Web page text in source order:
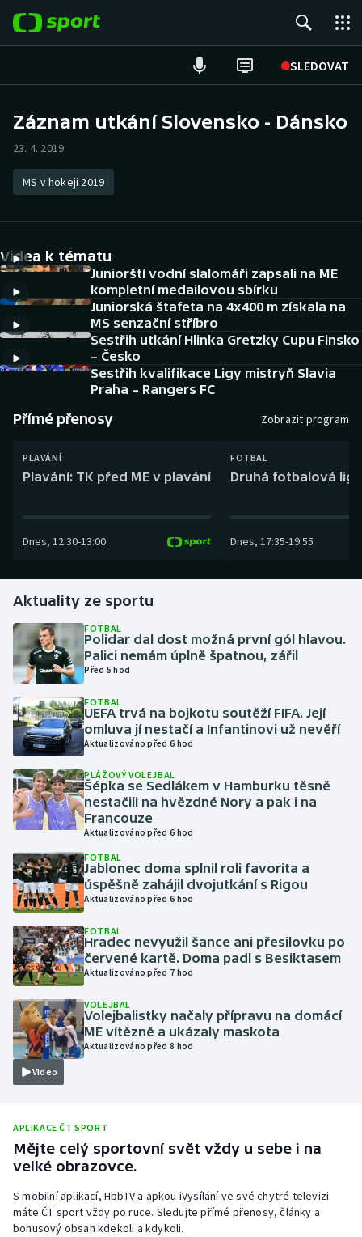
SLEDOVAT
Hokej
Tenis
Atletika
Cyklistika
DALŠÍ SPORTY
Americký fotbal
Baseball a softbal
Basketbal
Biatlon
Dostihy
Florbal
Futsal
Golf
Házená
Judo
Krasobruslení
Lezení
Lyže a snowboard
Moderní pětiboj
Motorsport
Parasport
Plavání
Plážový volejbal
NEPŘEHLÉDNĚTE
Soutěže
Historické návraty
Aplikace ČT sport
Záznam utkání Slovensko - Dánsko
23. 4. 2019
MS v hokeji 2019
Videa k tématu
Juniorští vodní slalomáři zapsali na ME
kompletní medailovou sbírku
Juniorská štafeta na 4x400 m získala na
MS senzační stříbro
Sestřih utkání Hlinka Gretzky Cupu Finsko
– Česko
Sestřih kvalifikace Ligy mistryň Slavia
Praha – Rangers FC
Přímé přenosy Zobrazit program
PLAVÁNÍ
Plavání: TK před ME v plavání
Dnes, 12:30-13:00
FOTBAL
Druhá fotbalová
Dnes, 17:35-19:55
Aktuality ze sportu
FOTBAL
Polidar dal dost možná první gól hlavou.
Palici nemám úplně špatnou, zářil
Před 5 hod
FOTBAL
UEFA trvá na bojkotu soutěží FIFA. Její
omluva jí nestačí a Infantinovi už nevěří
Aktualizováno před 6 hod
PLÁŽOVÝ VOLEJBAL
Šépka se Sedlákem v Hamburku těsně
nestačili na hvězdné Nory a pak i na
Francouze
Aktualizováno před 6 hod
FOTBAL
Jablonec doma splnil roli favorita a
úspěšně zahájil dvojutkání s Rigou
Aktualizováno před 6 hod
FOTBAL
Hradec nevyužil šance ani přesilovku po
červené kartě. Doma padl s Besiktasem
Aktualizováno před 7 hod
Video
VOLEJBAL
Volejbalistky načaly přípravu na domácí
ME vítězně a ukázaly maskota
Aktualizováno před 8 hod
APLIKACE ČT SPORT
Mějte celý sportovní svět vždy u sebe i na
velké obrazovce.
S mobilní aplikací, HbbTV a apkou iVysílání ve své chytré televizi
máte ČT sport vždy po ruce. Sledujte přímé přenosy, články a
bonusový obsah kdekoli a kdykoli.